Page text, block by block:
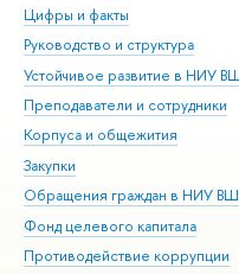
Цифры и факты
Руководство и структура
Устойчивое развитие в НИУ
Преподаватели и сотрудники
Корпуса и общежития
Закупки
Обращения граждан в НИУ
Фонд целевого капитала
Противодействие коррупции